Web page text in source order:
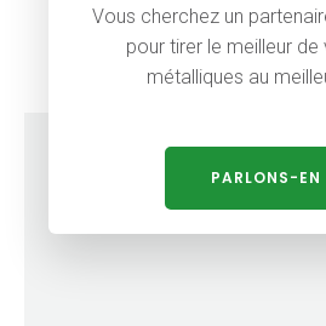
Vous cherchez un
pour tirer le meilleur
métalliques au
PARLONS-EN